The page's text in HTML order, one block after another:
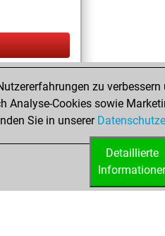
zu
Cookies sowie
Sie in unserer
Detaillierte